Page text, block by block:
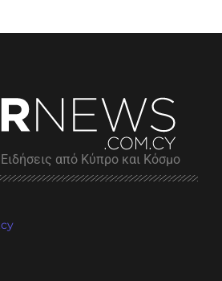
από Κύπρο και Κόσμο